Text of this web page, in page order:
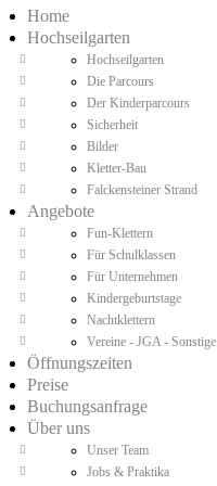
Home
Hochseilgarten
Hochseilgarten
Die Parcours
Der Kinderparcours
Sicherheit
Bilder
Kletter-Bau
Falckensteiner Strand
Angebote
Fun-Klettern
Für Schulklassen
Für Unternehmen
Kindergeburtstage
Nachtklettern
Vereine - JGA - Sonstige
Öffnungszeiten
Preise
Buchungsanfrage
Über uns
Unser Team
Jobs & Praktika